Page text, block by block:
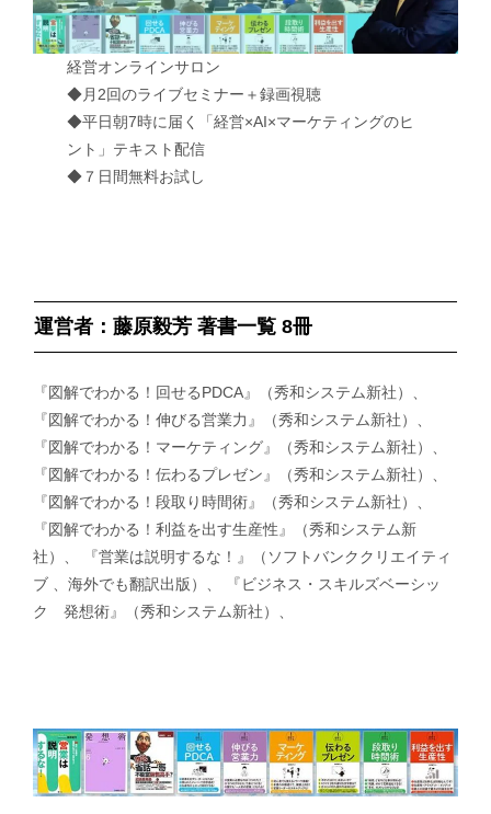
経営オンラインサロン
◆月2回のライブセミナー＋録画視聴
◆平日朝7時に届く「経営×AI×マーケティングのヒ
ント」テキスト配信
◆７日間無料お試し
運営者：藤原毅芳 著書一覧 8冊
『図解でわかる！回せるPDCA』（秀和システム新社）、
『図解でわかる！伸びる営業力』（秀和システム新社）、
『図解でわかる！マーケティング』（秀和システム新社）、
『図解でわかる！伝わるプレゼン』（秀和システム新社）、
『図解でわかる！段取り時間術』（秀和システム新社）、
『図解でわかる！利益を出す生産性』（秀和システム新
社）、 『営業は説明するな！』（ソフトバンククリエイティ
ブ 、海外でも翻訳出版）、 『ビジネス・スキルズベーシッ
ク 発想術』（秀和システム新社）、